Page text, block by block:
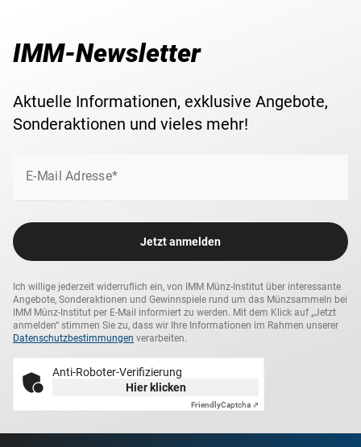
IMM-Newsletter
Aktuelle Informationen, exklusive Angebote,
Sonderaktionen und vieles mehr!
E-Mail Adresse*
Jetzt anmelden
Ich willige jederzeit widerruflich ein, von IMM Münz-Institut über interessante
Angebote, Sonderaktionen und Gewinnspiele rund um das Münzsammeln bei
IMM Münz-Institut per E-Mail informiert zu werden. Mit dem Klick auf „Jetzt
anmelden“ stimmen Sie zu, dass wir Ihre Informationen im Rahmen unserer
Datenschutzbestimmungen verarbeiten.
Anti-Roboter-Verifizierung
Hier klicken
FriendlyCaptcha ⇗